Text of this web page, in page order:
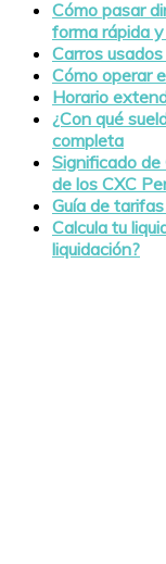
Cómo pasar
forma rápida
Carros
Cómo operar
Horario
¿Con qué
completa
Significado
de los CXC
Guía de
Calcula tu
liquidación?